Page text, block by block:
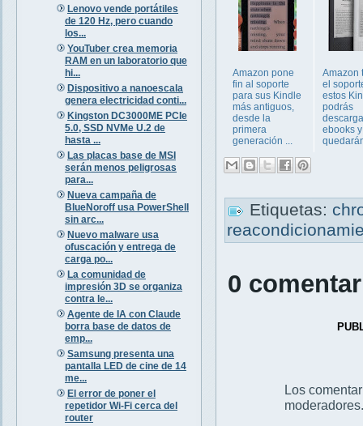
Lenovo vende portátiles
de 120 Hz, pero cuando
los...
YouTuber crea memoria
RAM en un laboratorio que
hi...
Dispositivo a nanoescala
genera electricidad conti...
Kingston DC3000ME PCIe
5.0, SSD NVMe U.2 de
hasta ...
Las placas base de MSI
serán menos peligrosas
para...
Nueva campaña de
BlueNoroff usa PowerShell
sin arc...
Nuevo malware usa
ofuscación y entrega de
carga po...
La comunidad de
impresión 3D se organiza
contra le...
Agente de IA con Claude
borra base de datos de
emp...
Samsung presenta una
pantalla LED de cine de 14
me...
El error de poner el
repetidor Wi-Fi cerca del
router
Amazon pone
fin al soporte
para sus Kindle
más antiguos,
desde la
primera
generación ...
Amazon
el
estos
podrás
ebooks y
Etiquetas:
0
Los
moderadores.